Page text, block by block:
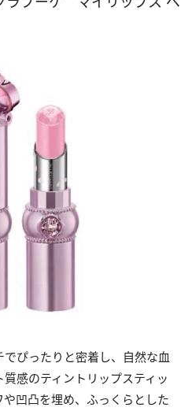
ぴったりと密着し、自然な血
感のティントリップスティッ
凹凸を埋め、ふっくらとした